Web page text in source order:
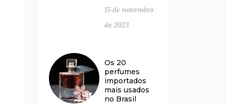
15 de novembro
de 2023
Os 20
perfumes
importados
mais usados
no Brasil